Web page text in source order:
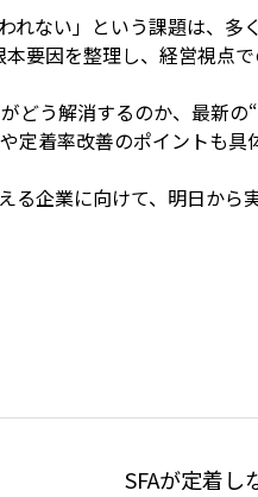
ない」という課題は、多
要因を整理し、経営視点
どう解消するのか、最新の
着率改善のポイントも具
る企業に向けて、明日か
SFAが定着し